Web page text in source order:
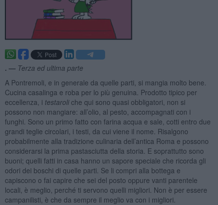
. — Terza ed ultima parte
A Pontremoli, e in generale da quelle parti, si mangia molto bene.
Cucina casalinga e roba per lo più genuina. Prodotto tipico per
eccellenza, i testaroliche qui sono quasi obbligatori, non si
possono non mangiare: all’olio, al pesto, accompagnati con i
funghi. Sono un primo fatto con farina acqua e sale, cotti entro due
grandi teglie circolari, i testi, da cui viene il nome. Risalgono
probabilmente alla tradizione culinaria dell’antica Roma e possono
considerarsi la prima pastasciutta della storia. E soprattutto sono
buoni; quelli fatti in casa hanno un sapore speciale che ricorda gli
odori dei boschi di quelle parti. Se li compri alla bottega e
capiscono o fai capire che sei del posto oppure vanti parentele
locali, è meglio, perché ti servono quelli migliori. Non è per essere
campanilisti, è che da sempre il meglio va con i migliori.